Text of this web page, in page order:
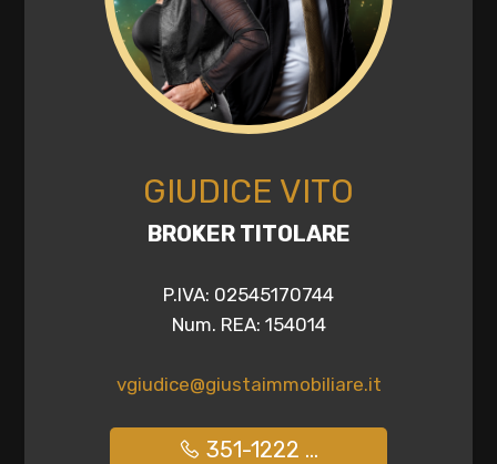
GIUDICE VITO
BROKER TITOLARE
P.IVA: 02545170744
Num. REA: 154014
vgiudice@giustaimmobiliare.it
351-1222 ...